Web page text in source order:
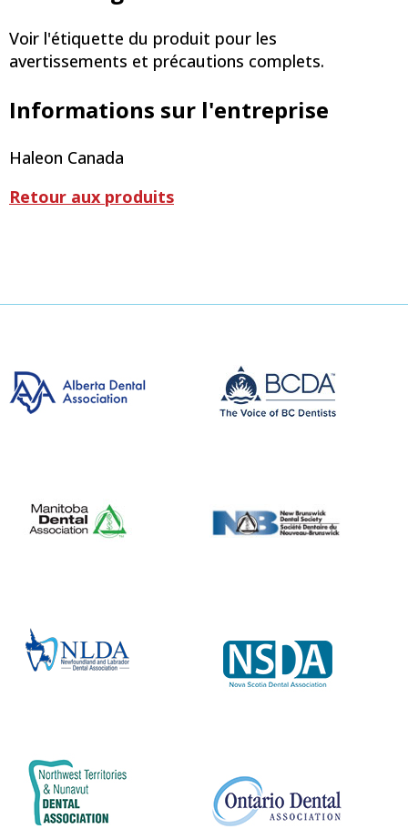
Voir l'étiquette du produit pour les
avertissements et précautions complets.
Informations sur l'entreprise
Haleon Canada
Retour aux produits